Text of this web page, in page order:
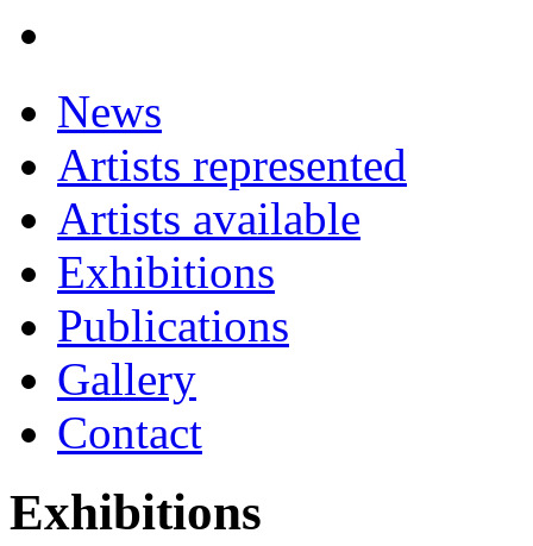
News
Artists represented
Artists available
Exhibitions
Publications
Gallery
Contact
Exhibitions